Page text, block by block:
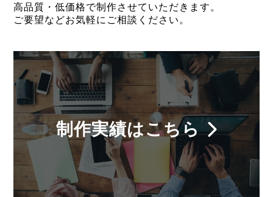
高品質・低価格で制作させていただきます。
ご要望などお気軽にご相談ください。
制作実績はこちら